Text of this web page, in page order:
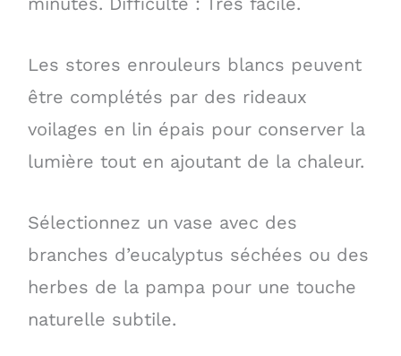
Les stores enrouleurs blancs peuvent
être complétés par des rideaux
voilages en lin épais pour conserver la
lumière tout en ajoutant de la chaleur.
Sélectionnez un vase avec des
branches d’eucalyptus séchées ou des
herbes de la pampa pour une touche
naturelle subtile.